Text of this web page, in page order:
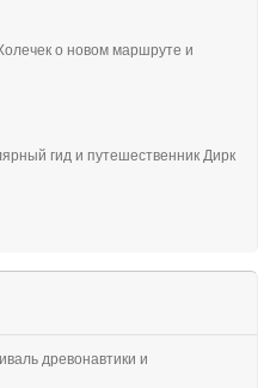
о новом маршруте и
гид и путешественник Дирк
древонавтики и